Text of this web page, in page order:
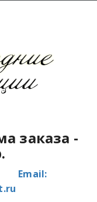
заказа -
Email: